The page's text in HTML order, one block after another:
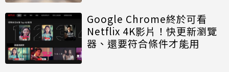
Google Chrome終於可看
Netflix 4K影片！快更新瀏覽
器、還要符合條件才能用